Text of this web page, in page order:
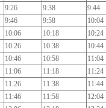
9:26 9:38 9:44
9:46 9:58 10:04
10:06 10:18 10:24
10:26 10:38 10:44
10:46 10:58 11:04
11:06 11:18 11:24
11:26 11:38 11:44
11:46 11:58 12:04